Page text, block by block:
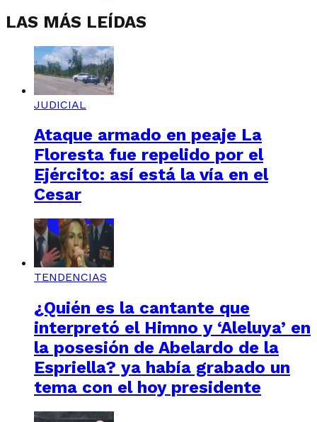
LAS MÁS LEÍDAS
JUDICIAL
Ataque armado en peaje La
Floresta fue repelido por el
Ejército: así está la vía en el
Cesar
TENDENCIAS
¿Quién es la cantante que
interpretó el Himno y ‘Aleluya’ en
la posesión de Abelardo de la
Espriella? ya había grabado un
tema con el hoy presidente